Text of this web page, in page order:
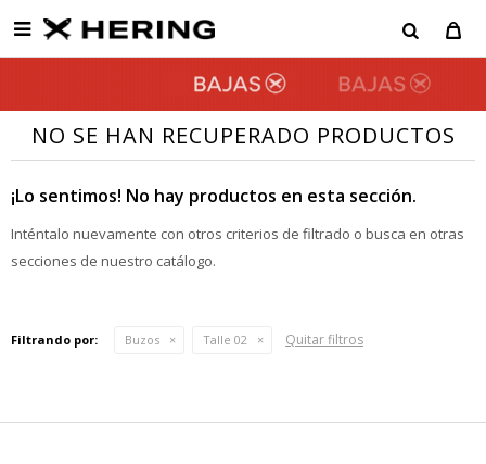

NO SE HAN RECUPERADO PRODUCTOS
¡Lo sentimos! No hay productos en esta sección.
Inténtalo nuevamente con otros criterios de filtrado o busca en otras
secciones de nuestro catálogo.
Filtrando por: Buzos Talle 02 Quitar filtros